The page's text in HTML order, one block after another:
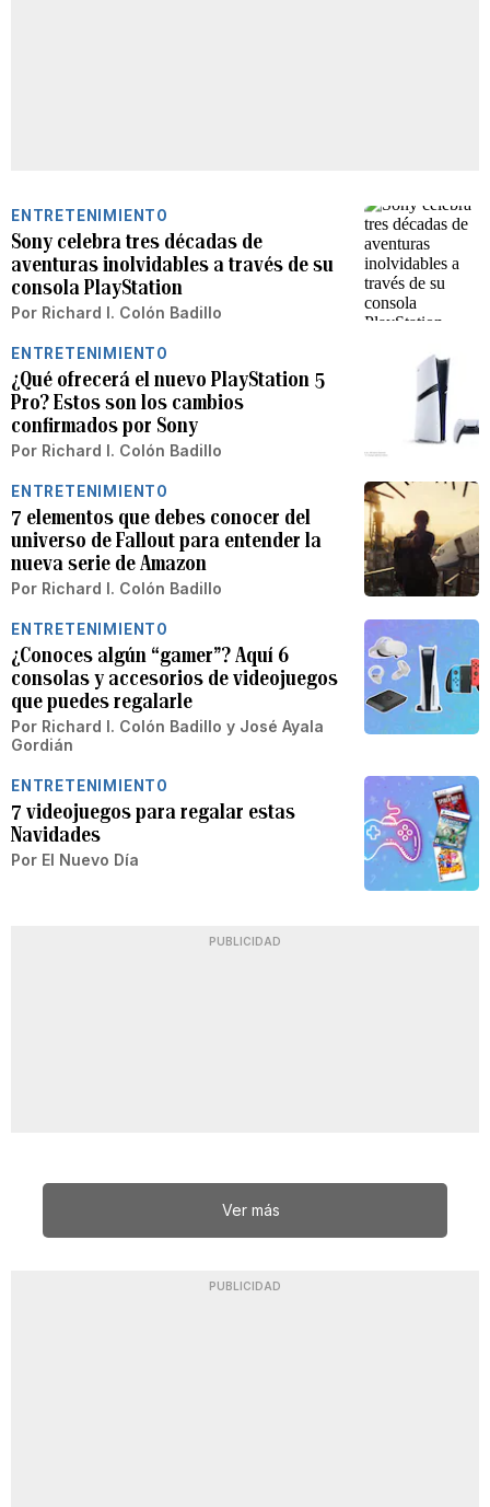
ENTRETENIMIENTO
Sony celebra tres décadas de
aventuras inolvidables a través de su
consola PlayStation
Por Richard I. Colón Badillo
ENTRETENIMIENTO
¿Qué ofrecerá el nuevo PlayStation 5
Pro? Estos son los cambios
confirmados por Sony
Por Richard I. Colón Badillo
ENTRETENIMIENTO
7 elementos que debes conocer del
universo de Fallout para entender la
nueva serie de Amazon
Por Richard I. Colón Badillo
ENTRETENIMIENTO
¿Conoces algún “gamer”? Aquí 6
consolas y accesorios de videojuegos
que puedes regalarle
Por Richard I. Colón Badillo y José Ayala
Gordián
ENTRETENIMIENTO
7 videojuegos para regalar estas
Navidades
Por El Nuevo Día
PUBLICIDAD
Ver más
PUBLICIDAD